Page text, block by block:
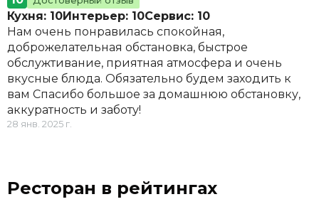
Кухня: 10Интерьер: 10Сервис: 10
Нам очень понравилась спокойная,
доброжелательная обстановка, быстрое
обслужтивание, приятная атмосфера и очень
вкусные блюда. Обязательно будем заходить к
вам Спасибо большое за домашнюю обстановку,
аккуратность и заботу!
28 янв. 2025 г.
Ресторан в рейтингах